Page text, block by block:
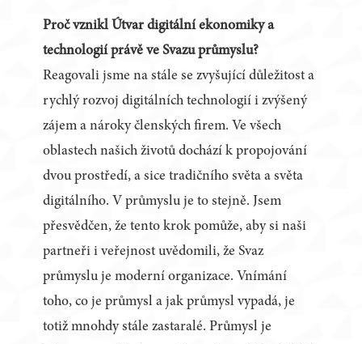
Proč vznikl Útvar digitální ekonomiky a
technologií právě ve Svazu průmyslu?
Reagovali jsme na stále se zvyšující důležitost a
rychlý rozvoj digitálních technologií i zvýšený
zájem a nároky členských firem. Ve všech
oblastech našich životů dochází k propojování
dvou prostředí, a sice tradičního světa a světa
digitálního. V průmyslu je to stejně. Jsem
přesvědčen, že tento krok pomůže, aby si naši
partneři i veřejnost uvědomili, že Svaz
průmyslu je moderní organizace. Vnímání
toho, co je průmysl a jak průmysl vypadá, je
totiž mnohdy stále zastaralé. Průmysl je